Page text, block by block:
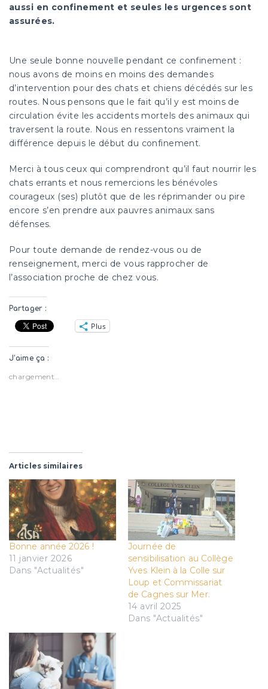
aussi en confinement et seules les urgences sont
assurées.
Une seule bonne nouvelle pendant ce confinement :
nous avons de moins en moins des demandes
d’intervention pour des chats et chiens décédés sur les
routes. Nous pensons que le fait qu’il y est moins de
circulation évite les accidents mortels des animaux qui
traversent la route. Nous en ressentons vraiment la
différence depuis le début du confinement.
Merci à tous ceux qui comprendront qu’il faut nourrir les
chats errants et nous remercions les bénévoles
courageux (ses) plutôt que de les réprimander ou pire
encore s’en prendre aux pauvres animaux sans
défenses.
Pour toute demande de rendez-vous ou de
renseignement, merci de vous rapprocher de
l’association proche de chez vous.
Partager :
Plus
J’aime ça :
chargement…
Articles similaires
Bonne année 2026 !
11 janvier 2026
Dans "Actualités"
Journée de
sensibilisation au Collège
Yves Klein à la Colle sur
Loup et Commissariat
de Cagnes sur Mer.
14 avril 2025
Dans "Actualités"